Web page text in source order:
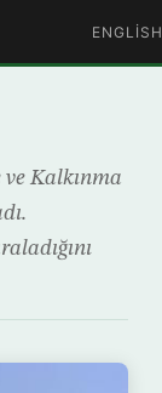
ENGLISH
Kalkınma